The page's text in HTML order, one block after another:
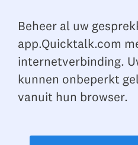
Beheer al uw
app.Quicktalk.com
internetverbinding.
kunnen onbeperkt
vanuit hun browser.